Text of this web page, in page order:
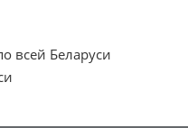
всей Беларуси